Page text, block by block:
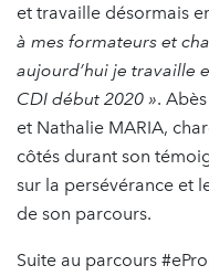
et travaille désormais
à mes formateurs et
aujourd’hui je travaille
CDI début 2020 ».
et Nathalie MARIA,
côtés durant son
sur la persévérance et
de son parcours.
Suite au parcours